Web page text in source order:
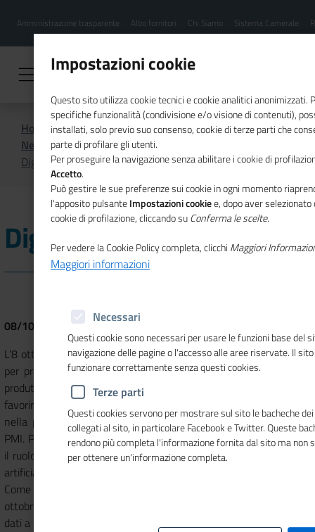
contenuto
Menu
hamburgher
Amministrazione trasparente Albo fornitori Chi Siamo Sistema Camerale
Home
Newsletter Mosaico Europa
News da Bruxelles
Novità legislative
Digitalizzazione
Digitalizzazione
08/10/2025 - Nuove strategie UE per l’adozione dell’IA
L’8 ottobre la Commissione europea ha presentato due strategie
per promuovere l’adozione dell’intelligenza artificiale nei settori
produttivi e nella ricerca scientifica. La Apply AI Strategy punta a
favorire l’adozione dell’intelligenza artificiale nelle industrie e
nella pubblica amministrazione, con misure dedicate anche alle
PMI. Parallelamente, la AI in Science Strategy punta a rafforzare
il ruolo dell’Europa nella ricerca scientifica basata sull’intelligenza
artificiale, con nuovi investimenti e programmi per attrarre talenti.
Come prossimo passo, la Commissione presenterà entro fine
ottobre la Data Union Strategy, per migliorare l’accesso e l’uso dei
dati a beneficio di imprese, ricerca e società.
Impostazioni cookie
Questo sito utilizza cookie tecnici e cookie analitici anonimizzati.
specifiche funzionalità (condivisione e/o visione di contenuti),
installati, solo previo suo consenso, cookie di terze parti che
parte di profilare gli utenti.
Per proseguire la navigazione senza abilitare i cookie di
Accetto.
Può gestire le sue preferenze sui cookie in ogni momento
l'apposito pulsanteImpostazioni cookiee, dopo aver
cookie di profilazione, cliccando suConferma le scelte.
Per vedere la Cookie Policy completa, clicchi Maggiori
Maggiori informazioni
Necessari
Questi cookie sono necessari per usare le funzioni base del
navigazione delle pagine o l'accesso alle aree riservate. Il
funzionare correttamente senza questi cookies.
Terze parti
Questi cookies servono per mostrare sul sito le bacheche
collegati al sito, in particolare Facebook e Twitter. Queste
rendono più completa l'informazione fornita dal sito ma non
per ottenere un'informazione completa.